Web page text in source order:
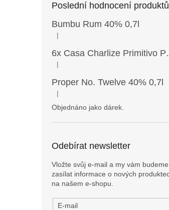
Poslední hodnocení produktů
Bumbu Rum 40% 0,7l
Hodnocení produktu je 5 z 5
|
6x Casa
Hodnocení produktu je 4 z 5
|
Proper No. Twelve 40% 0,7l
Hodnocení produktu je 5 z 5
|
Objednáno jako dárek.
Odebírat newsletter
Vložte svůj e-mail a my vám budeme
zasílat informace o nových
na našem e-shopu.
E-mail